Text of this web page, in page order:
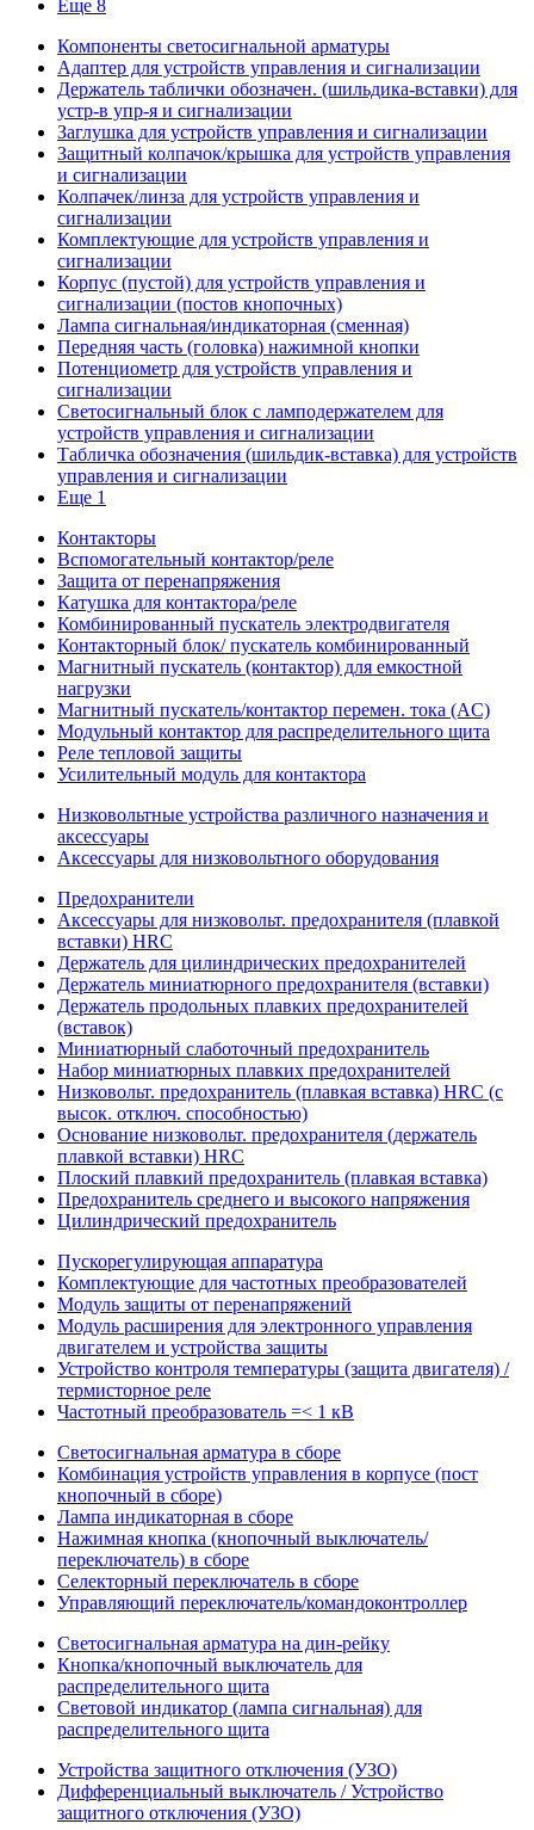
Еще 8
Компоненты светосигнальной арматуры
Адаптер для устройств управления и сигнализации
Держатель таблички обозначен. (шильдика-вставки) для
устр-в упр-я и сигнализации
Заглушка для устройств управления и сигнализации
Защитный колпачок/крышка для устройств управления
и сигнализации
Колпачек/линза для устройств управления и
сигнализации
Комплектующие для устройств управления и
сигнализации
Корпус (пустой) для устройств управления и
сигнализации (постов кнопочных)
Лампа сигнальная/индикаторная (сменная)
Передняя часть (головка) нажимной кнопки
Потенциометр для устройств управления и
сигнализации
Светосигнальный блок с ламподержателем для
устройств управления и сигнализации
Табличка обозначения (шильдик-вставка) для устройств
управления и сигнализации
Еще 1
Контакторы
Вспомогательный контактор/реле
Защита от перенапряжения
Катушка для контактора/реле
Комбинированный пускатель электродвигателя
Контакторный блок/ пускатель комбинированный
Магнитный пускатель (контактор) для емкостной
нагрузки
Магнитный пускатель/контактор перемен. тока (AC)
Модульный контактор для распределительного щита
Реле тепловой защиты
Усилительный модуль для контактора
Низковольтные устройства различного назначения и
аксессуары
Аксессуары для низковольтного оборудования
Предохранители
Аксессуары для низковольт. предохранителя (плавкой
вставки) HRC
Держатель для цилиндрических предохранителей
Держатель миниатюрного предохранителя (вставки)
Держатель продольных плавких предохранителей
(вставок)
Миниатюрный слаботочный предохранитель
Набор миниатюрных плавких предохранителей
Низковольт. предохранитель (плавкая вставка) HRC (с
высок. отключ. способностью)
Основание низковольт. предохранителя (держатель
плавкой вставки) HRC
Плоский плавкий предохранитель (плавкая вставка)
Предохранитель среднего и высокого напряжения
Цилиндрический предохранитель
Пускорегулирующая аппаратура
Комплектующие для частотных преобразователей
Модуль защиты от перенапряжений
Модуль расширения для электронного управления
двигателем и устройства защиты
Устройство контроля температуры (защита двигателя) /
термисторное реле
Частотный преобразователь =< 1 кВ
Светосигнальная арматура в сборе
Комбинация устройств управления в корпусе (пост
кнопочный в сборе)
Лампа индикаторная в сборе
Нажимная кнопка (кнопочный выключатель/
переключатель) в сборе
Селекторный переключатель в сборе
Управляющий переключатель/командоконтроллер
Светосигнальная арматура на дин-рейку
Кнопка/кнопочный выключатель для
распределительного щита
Световой индикатор (лампа сигнальная) для
распределительного щита
Устройства защитного отключения (УЗО)
Дифференциальный выключатель / Устройство
защитного отключения (УЗО)